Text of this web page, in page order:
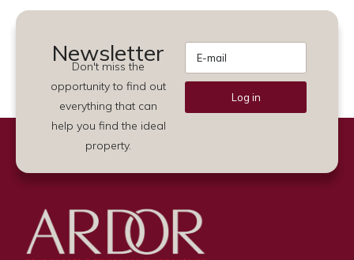
Newsletter
Don't miss the
opportunity to find out
everything that can
help you find the ideal
property.
Log in